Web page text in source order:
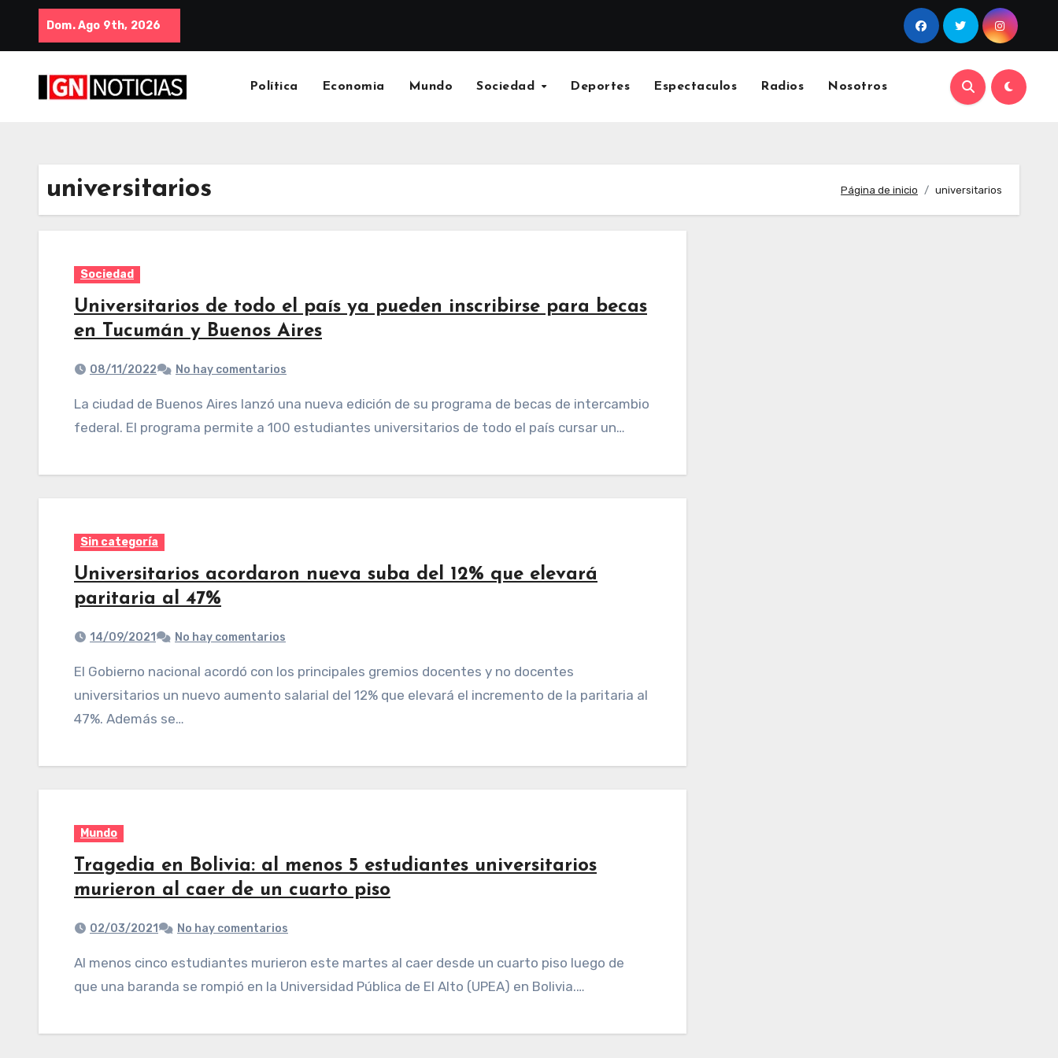
Dom. Ago 9th, 2026
Política Economia Mundo Sociedad Deportes Espectaculos Radios Nosotros
universitarios Página de inicio universitarios
Sociedad
Universitarios de todo el país ya pueden inscribirse para becas
en Tucumán y Buenos Aires
08/11/2022 No hay comentarios
La ciudad de Buenos Aires lanzó una nueva edición de su programa de becas de intercambio
federal. El programa permite a 100 estudiantes universitarios de todo el país cursar un…
Sin categoría
Universitarios acordaron nueva suba del 12% que elevará
paritaria al 47%
14/09/2021 No hay comentarios
El Gobierno nacional acordó con los principales gremios docentes y no docentes
universitarios un nuevo aumento salarial del 12% que elevará el incremento de la paritaria al
47%. Además se…
Mundo
Tragedia en Bolivia: al menos 5 estudiantes universitarios
murieron al caer de un cuarto piso
02/03/2021 No hay comentarios
Al menos cinco estudiantes murieron este martes al caer desde un cuarto piso luego de
que una baranda se rompió en la Universidad Pública de El Alto (UPEA) en Bolivia.…